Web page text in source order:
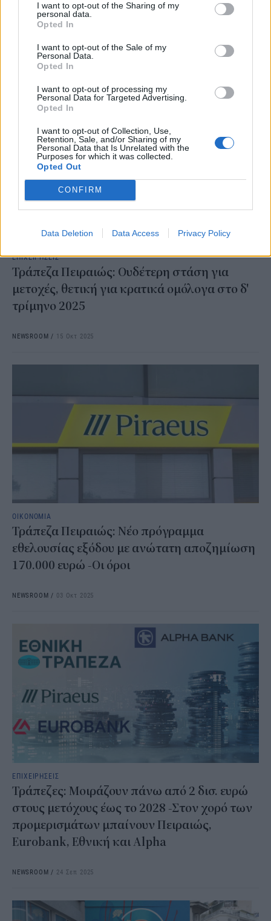
I want to opt-out of the Sharing of my
personal data.
Opted In
I want to opt-out of the Sale of my
Personal Data.
Opted In
I want to opt-out of processing my
Personal Data for Targeted Advertising.
Opted In
I want to opt-out of Collection, Use,
Retention, Sale, and/or Sharing of my
Personal Data that Is Unrelated with the
Purposes for which it was collected.
Opted Out
CONFIRM
Data Deletion Data Access Privacy Policy
Αβεβαιότητα στις αγορές: Το εμπόριο ΗΠΑ-
Κίνας, το shutdown και η δύσκολη εξίσωση
των κεντρικών τραπεζών
ΕΠΙΧΕΙΡΗΣΕΙΣ
Τράπεζα Πειραιώς: Ουδέτερη στάση για
μετοχές, θετική για κρατικά ομόλογα στο δ'
τρίμηνο 2025
NEWSROOM / 15 Οκτ 2025
ΟΙΚΟΝΟΜΙΑ
Τράπεζα Πειραιώς: Νέο πρόγραμμα
εθελουσίας εξόδου με ανώτατη αποζημίωση
170.000 ευρώ -Οι όροι
NEWSROOM / 03 Οκτ 2025
ΕΠΙΧΕΙΡΗΣΕΙΣ
Τράπεζες: Μοιράζουν πάνω από 2 δισ. ευρώ
στους μετόχους έως το 2028 -Στον χορό των
προμερισμάτων μπαίνουν Πειραιώς,
Eurobank, Εθνική και Alpha
NEWSROOM / 24 Σεπ 2025